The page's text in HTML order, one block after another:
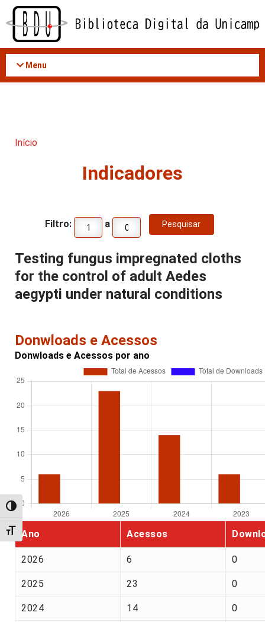
Acessar
conteúdo
Alternar alto contraste
Alternar tamanho da fonte
Menu
Início
Indicadores
Filtro: a
Testing fungus impregnated cloths
for the control of adult Aedes
aegypti under natural conditions
Donwloads e Acessos
Donwloads e Acessos por ano
Ano Acessos
2026 6 0
2025 23 0
2024 14 0